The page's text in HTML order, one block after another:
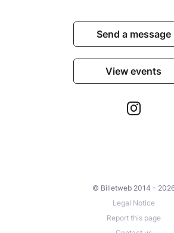
Send a message
View events
© Billetweb 2014 -
Legal Notice
Report this page